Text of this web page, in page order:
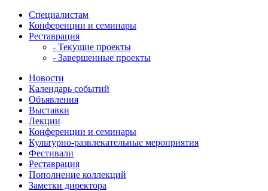
Специалистам
Конференции и семинары
Реставрация
- Текущие проекты
- Завершенные проекты
Новости
Календарь событий
Объявления
Выставки
Лекции
Конференции и семинары
Культурно-развлекательные мероприятия
Фестивали
Реставрация
Пополнение коллекций
Заметки директора